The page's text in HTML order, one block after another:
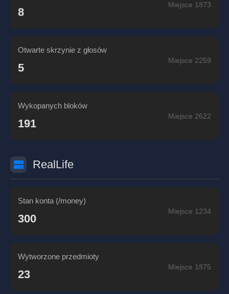
8
Miejsce 1873
Otwarte skrzynie z głosów
5
Miejsce 2259
Wykopanych bloków
191
Miejsce 2622
RealLife
Stan konta (/money)
300
Miejsce 1234
Wytworzone przedmioty
23
Miejsce 1875